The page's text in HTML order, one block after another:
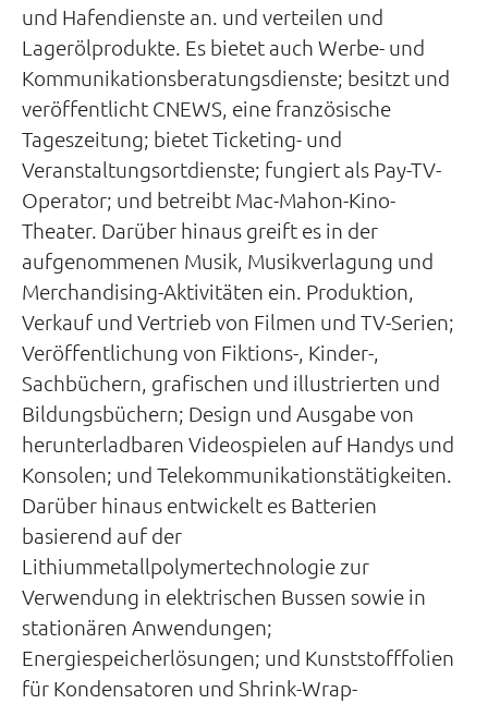
und Hafendienste an. und verteilen und
Lagerölprodukte. Es bietet auch Werbe- und
Kommunikationsberatungsdienste; besitzt und
veröffentlicht CNEWS, eine französische
Tageszeitung; bietet Ticketing- und
Veranstaltungsortdienste; fungiert als Pay-TV-
Operator; und betreibt Mac-Mahon-Kino-
Theater. Darüber hinaus greift es in der
aufgenommenen Musik, Musikverlagung und
Merchandising-Aktivitäten ein. Produktion,
Verkauf und Vertrieb von Filmen und TV-Serien;
Veröffentlichung von Fiktions-, Kinder-,
Sachbüchern, grafischen und illustrierten und
Bildungsbüchern; Design und Ausgabe von
herunterladbaren Videospielen auf Handys und
Konsolen; und Telekommunikationstätigkeiten.
Darüber hinaus entwickelt es Batterien
basierend auf der
Lithiummetallpolymertechnologie zur
Verwendung in elektrischen Bussen sowie in
stationären Anwendungen;
Energiespeicherlösungen; und Kunststofffolien
für Kondensatoren und Shrink-Wrap-